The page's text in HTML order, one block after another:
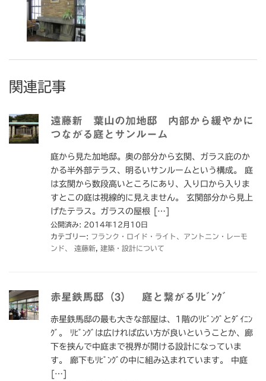
関連記事
遠藤新 葉山の加地邸 内部から緩やかに
つながる庭とサンルーム
庭から見た加地邸。奥の部分から玄関、ガラス庇のか
かる半外部テラス、明るいサンルームという構成。 庭
は玄関から数段高いところにあり、入り口から入りま
すとこの庭は視線的に見えません。 玄関部分から見上
げたテラス。ガラスの屋根 […]
公開済み: 2014年12月10日
カテゴリー: フランク・ロイド・ライト、アントニン・レーモ
ンド、 遠藤新
建築・設計について
赤星鉄馬邸（3） 庭と繋がるﾘﾋﾞﾝｸﾞ
赤星鉄馬邸の最も大きな部屋は、1階のﾘﾋﾞﾝｸﾞとﾀﾞｲﾆﾝ
ｸﾞ。 ﾘﾋﾞﾝｸﾞは広ければ広い方が良いということか、廊
下を挟んで中庭まで視界が開ける設計になっていま
す。 廊下もﾘﾋﾞﾝｸﾞの中に組み込まれています。 中庭
[…]